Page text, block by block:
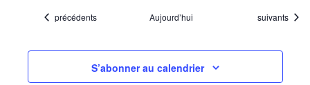
Évènements
précédents Aujourd’hui Évènements
suivants
S’abonner au calendrier